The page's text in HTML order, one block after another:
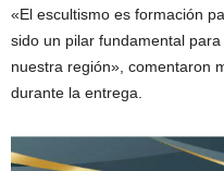
«El escultismo es formación
sido un pilar fundamental
nuestra región», comentaron
durante la entrega.